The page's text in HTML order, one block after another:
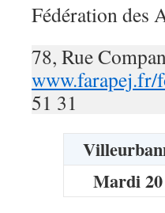
Fédération des
78, Rue
www.farapej.fr/
51 31
Mardi20